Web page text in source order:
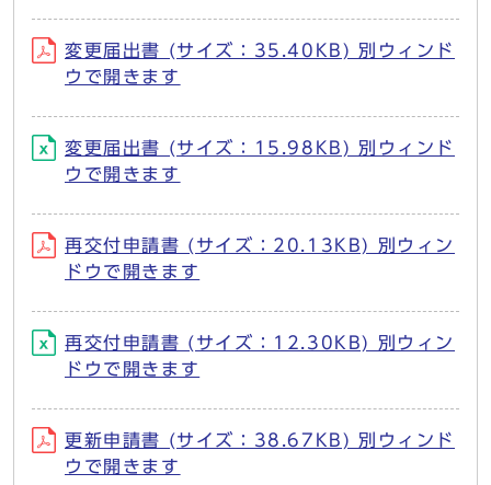
変更届出書 (サイズ：35.40KB) 別ウィンド
ウで開きます
変更届出書 (サイズ：15.98KB) 別ウィンド
ウで開きます
再交付申請書 (サイズ：20.13KB) 別ウィン
ドウで開きます
再交付申請書 (サイズ：12.30KB) 別ウィン
ドウで開きます
更新申請書 (サイズ：38.67KB) 別ウィンド
ウで開きます